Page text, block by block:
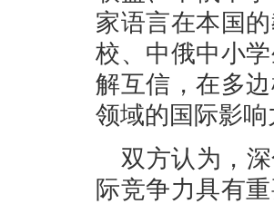
家语言在本国
校、中俄中小
解互信，在多
领域的国际影响
双方认为，
际竞争力具有